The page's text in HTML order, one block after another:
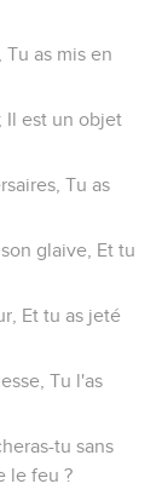
Tu as mis en
Il est un objet
Tu as
glaive, Et tu
Et tu as jeté
Tu l'as
tu sans
le feu ?